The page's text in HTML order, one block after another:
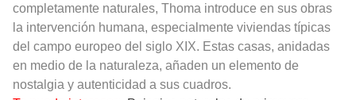
completamente naturales, Thoma introduce en sus obras
la intervención humana, especialmente viviendas típicas
del campo europeo del siglo XIX. Estas casas, anidadas
en medio de la naturaleza, añaden un elemento de
nostalgia y autenticidad a sus cuadros.